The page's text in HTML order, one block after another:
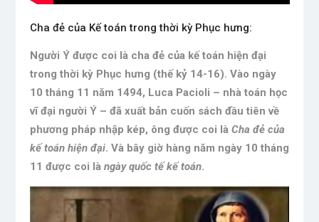
Cha đẻ của Kế toán trong thời kỳ Phục hưng:
Người Ý được coi là cha đẻ của kế toán hiện đại
trong thời kỳ Phục hưng (thế kỷ 14-16). Vào ngày
10 tháng 11 năm 1494, Luca Pacioli – nhà toán học
vĩ đại người Ý – đã xuất bản cuốn sách đầu tiên về
phương pháp nhập kép, ông được coi là Cha đẻ của
kế toán hiện đại. Và bây giờ hàng năm ngày 10 tháng
11 được coi là ngày quốc tế kế toán.